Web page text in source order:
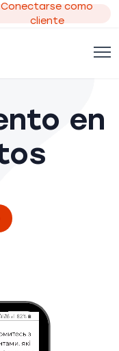
Conectarse como
cliente
en